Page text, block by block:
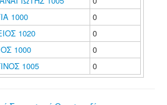
1000
0
1020
0
1000
0
1005
0